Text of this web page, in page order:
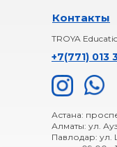
+7(771) 013
TROYA
Астана:
Алматы: ул.
Павлодар: ул.
Контакты